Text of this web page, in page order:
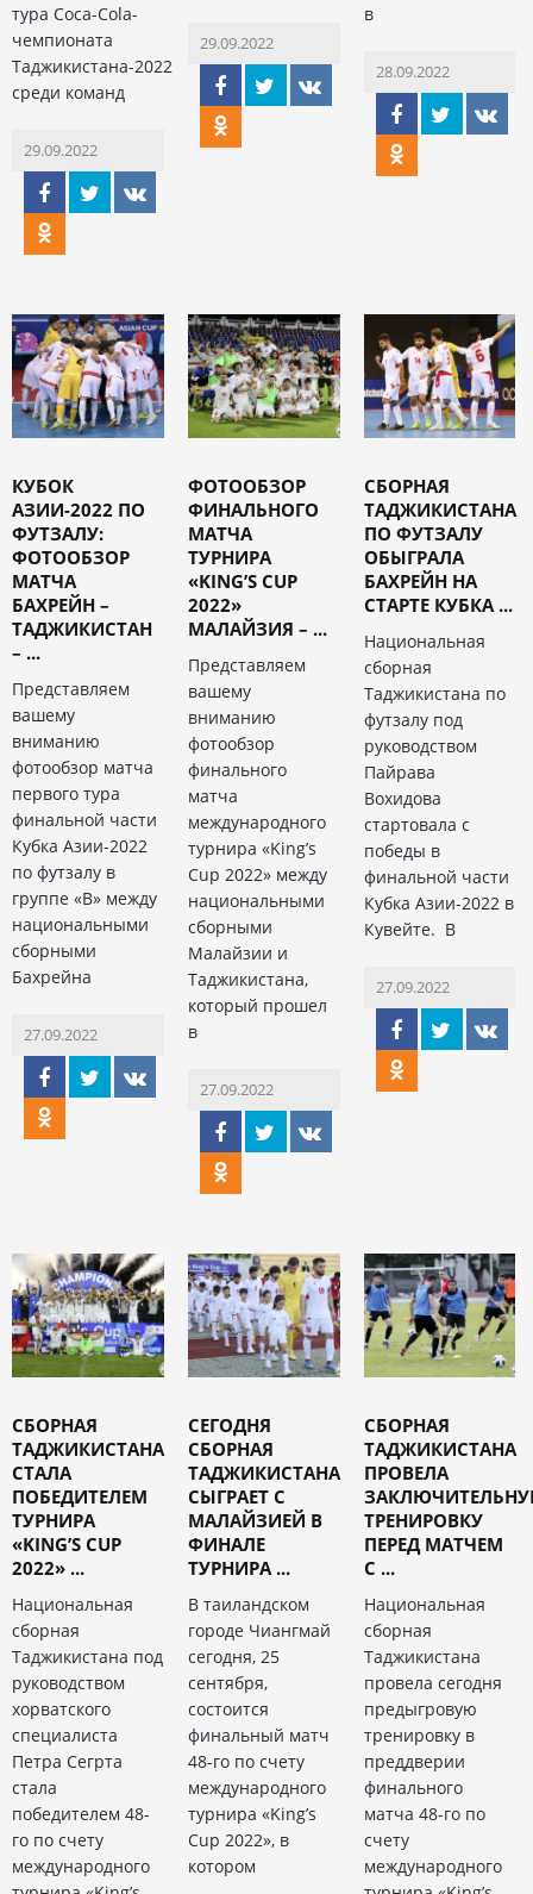
тура Coca-Cola-
чемпионата
Таджикистана-2022
среди команд
29.09.2022
29.09.2022
в
28.09.2022
КУБОК
АЗИИ-2022 ПО
ФУТЗАЛУ:
ФОТООБЗОР
МАТЧА
БАХРЕЙН –
ТАДЖИКИСТАН
– ...
Представляем
вашему
вниманию
фотообзор матча
первого тура
финальной части
Кубка Азии-2022
по футзалу в
группе «В» между
национальными
сборными
Бахрейна
27.09.2022
ФОТООБЗОР
ФИНАЛЬНОГО
МАТЧА
ТУРНИРА
«KING’S CUP
2022»
МАЛАЙЗИЯ – ...
Представляем
вашему
вниманию
фотообзор
финального
матча
международного
турнира «King’s
Cup 2022» между
национальными
сборными
Малайзии и
Таджикистана,
который прошел
в
27.09.2022
СБОРНАЯ
ТАДЖИКИСТАНА
ПО ФУТЗАЛУ
ОБЫГРАЛА
БАХРЕЙН НА
СТАРТЕ КУБКА ...
Национальная
сборная
Таджикистана по
футзалу под
руководством
Пайрава
Вохидова
стартовала с
победы в
финальной части
Кубка Азии-2022 в
Кувейте. В
27.09.2022
СБОРНАЯ
ТАДЖИКИСТАНА
СТАЛА
ПОБЕДИТЕЛЕМ
ТУРНИРА
«KING’S CUP
2022» ...
Национальная
сборная
Таджикистана под
руководством
хорватского
специалиста
Петра Сегрта
стала
победителем 48-
го по счету
международного
СЕГОДНЯ
СБОРНАЯ
ТАДЖИКИСТАНА
СЫГРАЕТ С
МАЛАЙЗИЕЙ В
ФИНАЛЕ
ТУРНИРА ...
В таиландском
городе Чиангмай
сегодня, 25
сентября,
состоится
финальный матч
48-го по счету
международного
турнира «King’s
Cup 2022», в
котором
СБОРНАЯ
ТАДЖИКИСТАНА
ПРОВЕЛА
ТРЕНИРОВКУ
ПЕРЕД МАТЧЕМ
С ...
Национальная
сборная
Таджикистана
провела сегодня
предыгровую
тренировку в
преддверии
финального
матча 48-го по
счету
международного